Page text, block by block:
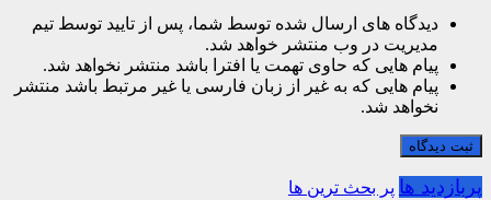
دیدگاه های ارسال شده توسط شما، پس از تایید توسط تیم
مدیریت در وب منتشر خواهد شد.
پیام هایی که حاوی تهمت یا افترا باشد منتشر نخواهد شد.
پیام هایی که به غیر از زبان فارسی یا غیر مرتبط باشد منتشر
نخواهد شد.
ثبت دیدگاه
پربازدید ها پر بحث ترین ها